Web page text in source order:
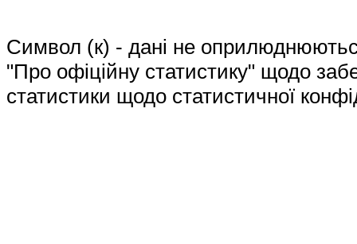
Символ (к) - дані не
"Про офіційну статистику" щодо
статистики щодо статистичної